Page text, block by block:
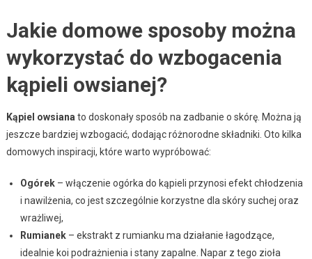
Jakie domowe sposoby można
wykorzystać do wzbogacenia
kąpieli owsianej?
Kąpiel owsiana to doskonały sposób na zadbanie o skórę. Można ją
jeszcze bardziej wzbogacić, dodając różnorodne składniki. Oto kilka
domowych inspiracji, które warto wypróbować:
Ogórek– włączenie ogórka do kąpieli przynosi efekt chłodzenia
i nawilżenia, co jest szczególnie korzystne dla skóry suchej oraz
wrażliwej,
Rumianek– ekstrakt z rumianku ma działanie łagodzące,
idealnie koi podrażnienia i stany zapalne. Napar z tego zioła